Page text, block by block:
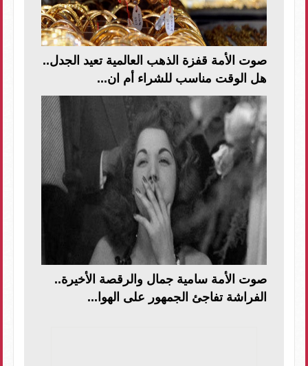
صوت الأمة قفزة الذهب العالمية تعيد الجدل..
هل الوقت مناسب للشراء أم ان...
صوت الأمة سامية جمال والرقصة الأخيرة..
الفراشة تفاجئ الجمهور على الهوا...